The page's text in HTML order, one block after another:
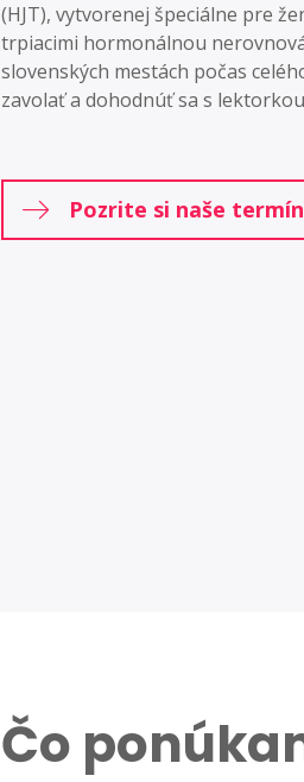
(HJT), vytvorenej špeciálne pre
trpiacimi hormonálnou
slovenských mestách počas
zavolať a dohodnúť sa s
Pozrite si naše
Čo